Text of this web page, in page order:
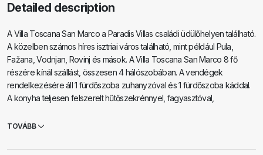
Detailed description
A Villa Toscana San Marco a Paradis Villas családi üdülőhelyen található.
A közelben számos híres isztriai város található, mint például Pula,
Fažana, Vodnjan, Rovinj és mások. A Villa Toscana San Marco 8 fő
részére kínál szállást, összesen 4 hálószobában. A vendégek
rendelkezésére áll 1 fürdőszoba zuhanyzóval és 1 fürdőszoba káddal.
A konyha teljesen felszerelt hűtőszekrénnyel, fagyasztóval,
hangulatot teremt a nappaliban. A kellemes nyári érzés érdekében a
tartozik egy saját medence, grillező és egy fedett terasz két nagy
TOVÁBB